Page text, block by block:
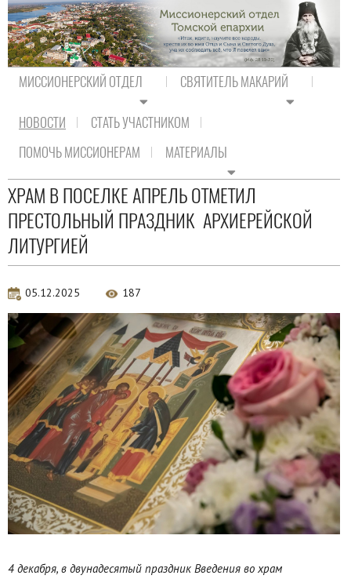
МИССИОНЕРСКИЙ ОТДЕЛ СВЯТИТЕЛЬ МАКАРИЙ
НОВОСТИ
СТАТЬ УЧАСТНИКОМ
ПОМОЧЬ МИССИОНЕРАМ
МАТЕРИАЛЫ
Новости епархии
ХРАМ В ПОСЕЛКЕ АПРЕЛЬ ОТМЕТИЛ
ПРЕСТОЛЬНЫЙ ПРАЗДНИК АРХИЕРЕЙСКОЙ
ЛИТУРГИЕЙ
05.12.2025 187
4 декабря, в двунадесятый праздник Введения во храм